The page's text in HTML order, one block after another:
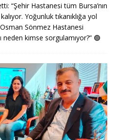
“Şehir Hastanesi tüm Bursa’nın
Yoğunluk tıkanıklığa yol
Osman Sönmez Hastanesi
neden kimse sorgulamıyor?” 🟢